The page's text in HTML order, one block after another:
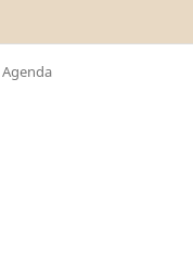
Agenda